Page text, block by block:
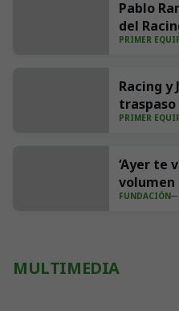
Pablo
del
PRIMER
Racing y
traspaso
PRIMER
‘Ayer te
volumen
cuentos
FUNDACIÓN
MULTIMEDIA